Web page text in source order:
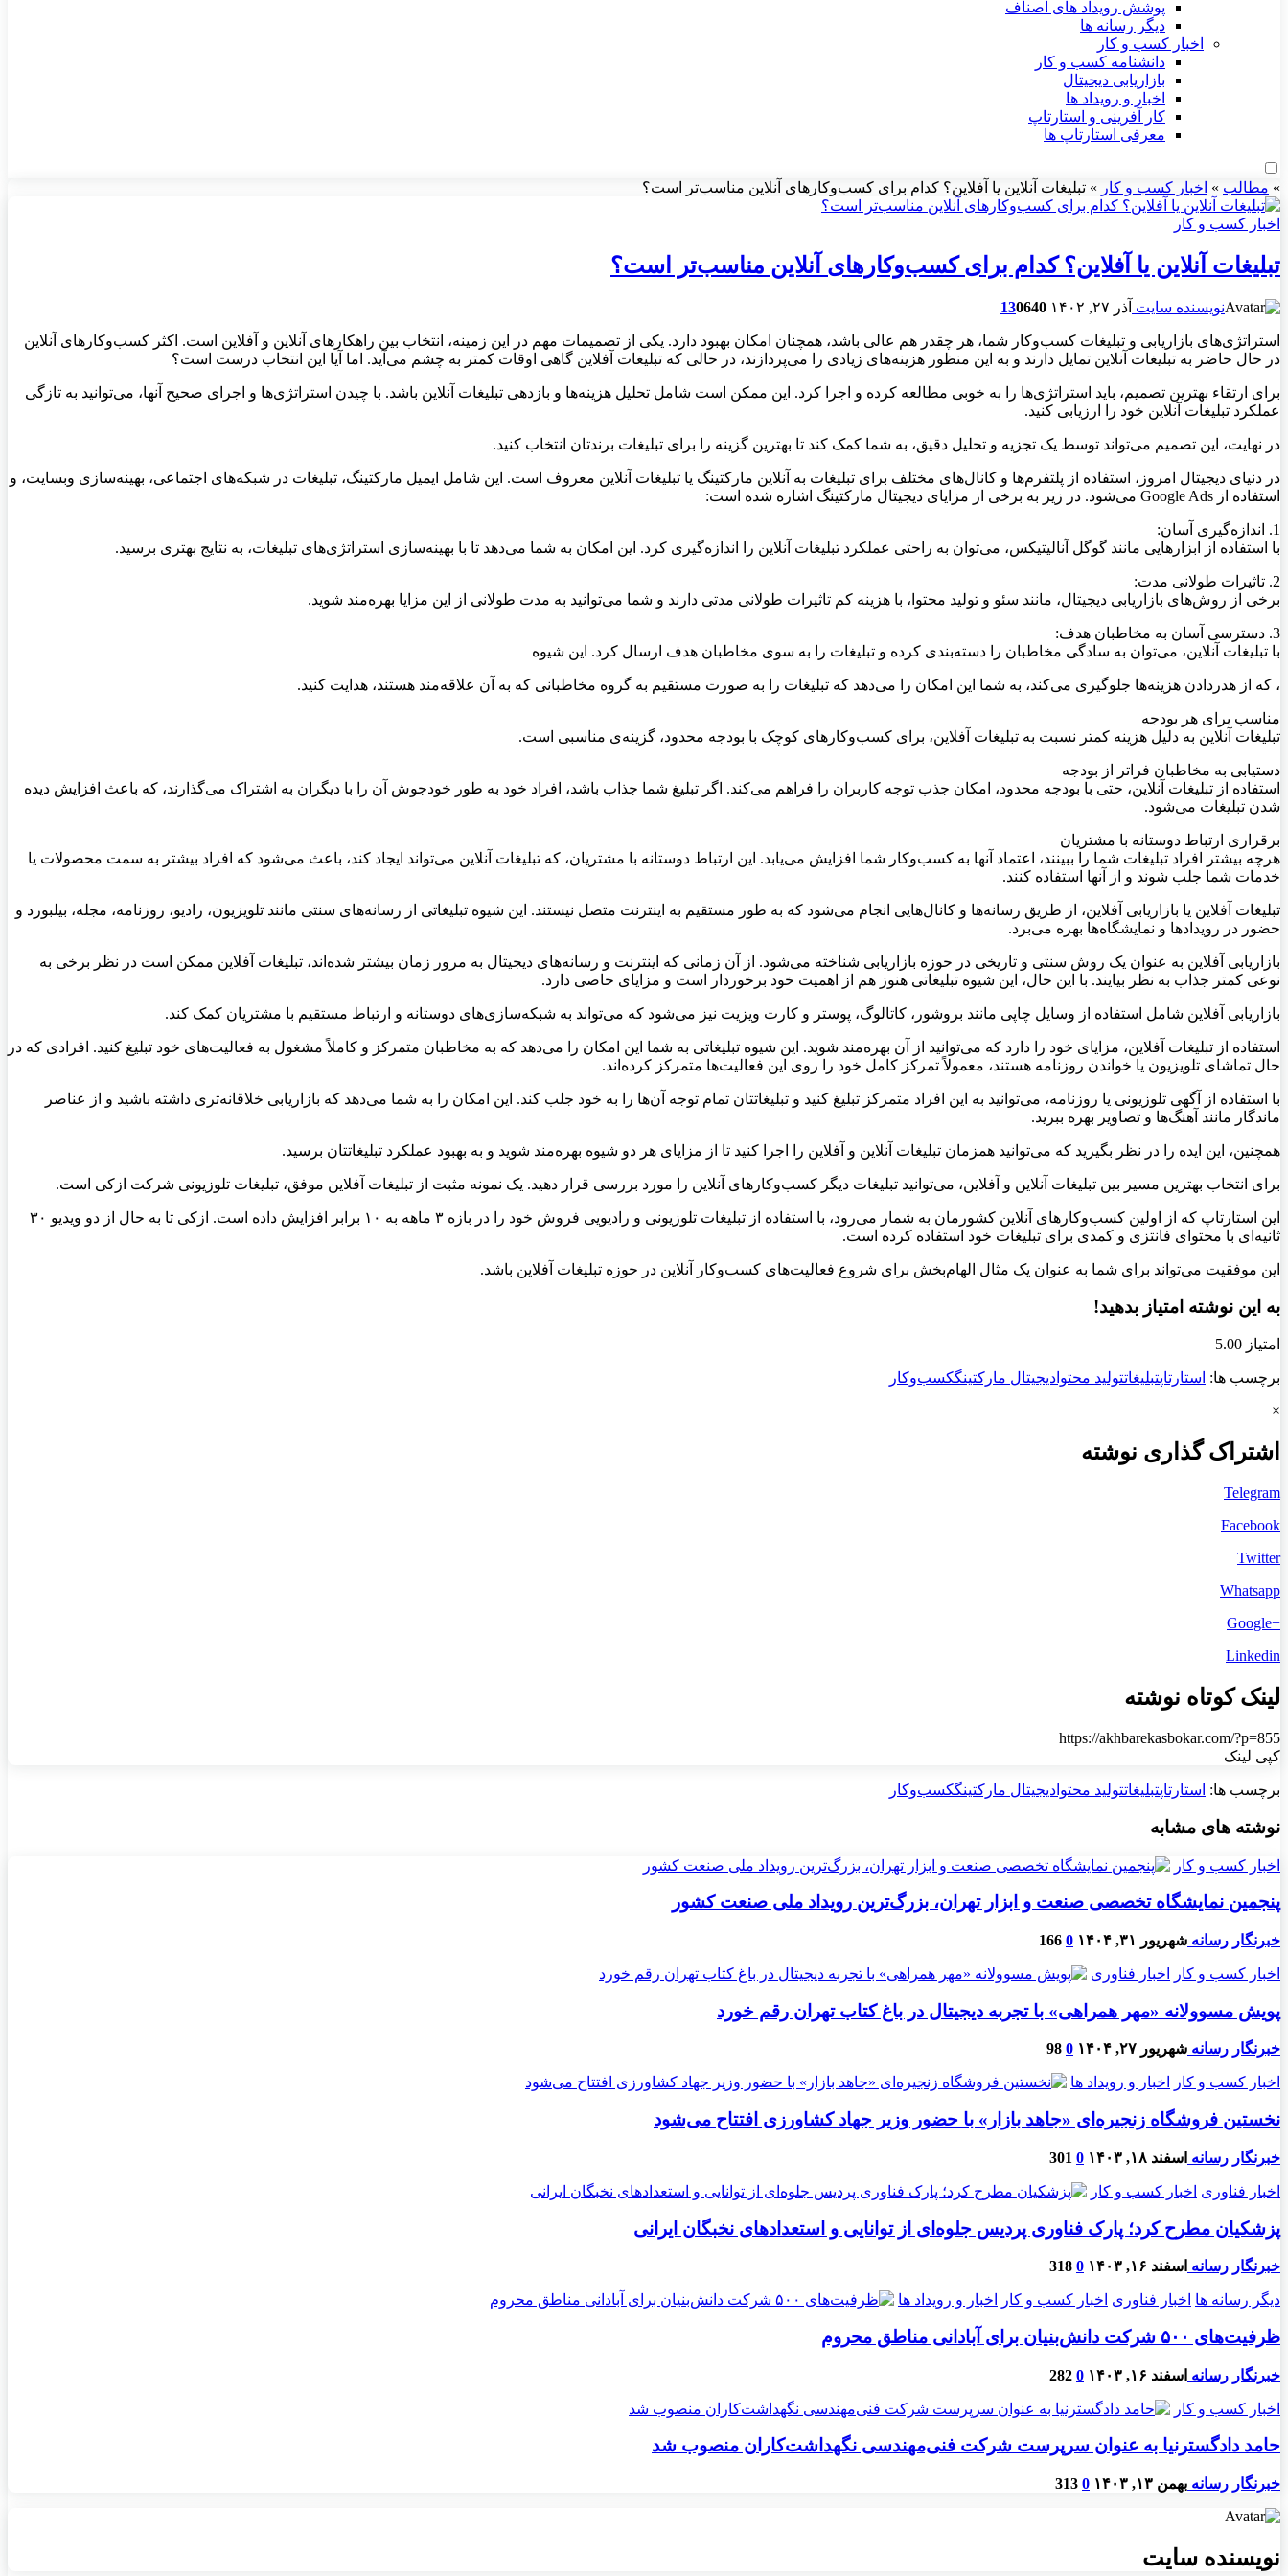
پوشش رویداد های اصناف
دیگر رسانه ها
اخبار کسب و کار
دانشنامه کسب و کار
بازاریابی دیجیتال
اخبار و رویداد ها
کار آفرینی و استارتاپ
معرفی استارتاپ ها
» مطالب » اخبار کسب و کار » تبلیغات آنلاین یا آفلاین؟ کدام برای کسب‌و‌کارهای آنلاین مناسب‌تر است؟
اخبار کسب و کار
تبلیغات آنلاین یا آفلاین؟ کدام برای کسب‌و‌کارهای آنلاین مناسب‌تر است؟
نویسنده سایت آذر ۲۷, ۱۴۰۲ 130640
استراتژی‌های بازاریابی و تبلیغات کسب‌و‌کار شما، هر چقدر هم عالی باشد، همچنان امکان بهبود دارد. یکی از تصمیمات مهم در این زمینه، انتخاب بین راهکارهای آنلاین و آفلاین است. اکثر کسب‌و‌کارهای آنلاین
در حال حاضر به تبلیغات آنلاین تمایل دارند و به این منظور هزینه‌های زیادی را می‌پردازند، در حالی که تبلیغات آفلاین گاهی اوقات کمتر به چشم می‌آید. اما آیا این انتخاب درست است؟
برای ارتقاء بهترین تصمیم، باید استراتژی‌ها را به خوبی مطالعه کرده و اجرا کرد. این ممکن است شامل تحلیل هزینه‌ها و بازدهی تبلیغات آنلاین باشد. با چیدن استراتژی‌ها و اجرای صحیح آنها، می‌توانید به تازگی
عملکرد تبلیغات آنلاین خود را ارزیابی کنید.
در نهایت، این تصمیم می‌تواند توسط یک تجزیه و تحلیل دقیق، به شما کمک کند تا بهترین گزینه را برای تبلیغات برندتان انتخاب کنید.
در دنیای دیجیتال امروز، استفاده از پلتفرم‌ها و کانال‌های مختلف برای تبلیغات به آنلاین مارکتینگ یا تبلیغات آنلاین معروف است. این شامل ایمیل مارکتینگ، تبلیغات در شبکه‌های اجتماعی، بهینه‌سازی وبسایت، و
استفاده از Google Ads می‌شود. در زیر به برخی از مزایای دیجیتال مارکتینگ اشاره شده است:
1. اندازه‌گیری آسان:
با استفاده از ابزارهایی مانند گوگل آنالیتیکس، می‌توان به راحتی عملکرد تبلیغات آنلاین را اندازه‌گیری کرد. این امکان به شما می‌دهد تا با بهینه‌سازی استراتژی‌های تبلیغات، به نتایج بهتری برسید.
2. تاثیرات طولانی مدت:
برخی از روش‌های بازاریابی دیجیتال، مانند سئو و تولید محتوا، با هزینه کم تاثیرات طولانی مدتی دارند و شما می‌توانید به مدت طولانی از این مزایا بهره‌مند شوید.
3. دسترسی آسان به مخاطبان هدف:
با تبلیغات آنلاین، می‌توان به سادگی مخاطبان را دسته‌بندی کرده و تبلیغات را به سوی مخاطبان هدف ارسال کرد. این شیوه
، که از هدردادن هزینه‌ها جلوگیری می‌کند، به شما این امکان را می‌دهد که تبلیغات را به صورت مستقیم به گروه مخاطبانی که به آن علاقه‌مند هستند، هدایت کنید.
مناسب برای هر بودجه
تبلیغات آنلاین به دلیل هزینه کمتر نسبت به تبلیغات آفلاین، برای کسب‌و‌کارهای کوچک با بودجه محدود، گزینه‌ی مناسبی است.
دستیابی به مخاطبان فراتر از بودجه
استفاده از تبلیغات آنلاین، حتی با بودجه محدود، امکان جذب توجه کاربران را فراهم می‌کند. اگر تبلیغ شما جذاب باشد، افراد خود به طور خودجوش آن را با دیگران به اشتراک می‌گذارند، که باعث افزایش دیده
شدن تبلیغات می‌شود.
برقراری ارتباط دوستانه با مشتریان
هرچه بیشتر افراد تبلیغات شما را ببینند، اعتماد آنها به کسب‌و‌کار شما افزایش می‌یابد. این ارتباط دوستانه با مشتریان، که تبلیغات آنلاین می‌تواند ایجاد کند، باعث می‌شود که افراد بیشتر به سمت محصولات یا
خدمات شما جلب شوند و از آنها استفاده کنند.
تبلیغات آفلاین یا بازاریابی آفلاین، از طریق رسانه‌ها و کانال‌هایی انجام می‌شود که به طور مستقیم به اینترنت متصل نیستند. این شیوه تبلیغاتی از رسانه‌های سنتی مانند تلویزیون، رادیو، روزنامه، مجله، بیلبورد و
حضور در رویدادها و نمایشگاه‌ها بهره می‌برد.
بازاریابی آفلاین به عنوان یک روش سنتی و تاریخی در حوزه بازاریابی شناخته می‌شود. از آن زمانی که اینترنت و رسانه‌های دیجیتال به مرور زمان بیشتر شده‌اند، تبلیغات آفلاین ممکن است در نظر برخی به
نوعی کمتر جذاب به نظر بیایند. با این حال، این شیوه تبلیغاتی هنوز هم از اهمیت خود برخوردار است و مزایای خاصی دارد.
بازاریابی آفلاین شامل استفاده از وسایل چاپی مانند بروشور، کاتالوگ، پوستر و کارت ویزیت نیز می‌شود که می‌تواند به شبکه‌سازی‌های دوستانه و ارتباط مستقیم با مشتریان کمک کند.
استفاده از تبلیغات آفلاین، مزایای خود را دارد که می‌توانید از آن بهره‌مند شوید. این شیوه تبلیغاتی به شما این امکان را می‌دهد که به مخاطبان متمرکز و کاملاً مشغول به فعالیت‌های خود تبلیغ کنید. افرادی که در
حال تماشای تلویزیون یا خواندن روزنامه هستند، معمولاً تمرکز کامل خود را روی این فعالیت‌ها متمرکز کرده‌اند.
با استفاده از آگهی تلوزیونی یا روزنامه، می‌توانید به این افراد متمرکز تبلیغ کنید و تبلیغاتتان تمام توجه آن‌ها را به خود جلب کند. این امکان را به شما می‌دهد که بازاریابی خلاقانه‌تری داشته باشید و از عناصر
ماندگار مانند آهنگ‌ها و تصاویر بهره ببرید.
همچنین، این ایده را در نظر بگیرید که می‌توانید همزمان تبلیغات آنلاین و آفلاین را اجرا کنید تا از مزایای هر دو شیوه بهره‌مند شوید و به بهبود عملکرد تبلیغاتتان برسید.
برای انتخاب بهترین مسیر بین تبلیغات آنلاین و آفلاین، می‌توانید تبلیغات دیگر کسب‌و‌کارهای آنلاین را مورد بررسی قرار دهید. یک نمونه مثبت از تبلیغات آفلاین موفق، تبلیغات تلوزیونی شرکت ازکی است.
این استارتاپ که از اولین کسب‌و‌کارهای آنلاین کشورمان به شمار می‌رود، با استفاده از تبلیغات تلوزیونی و رادیویی فروش خود را در بازه ۳ ماهه به ۱۰ برابر افزایش داده است. ازکی تا به حال از دو ویدیو ۳۰
ثانیه‌ای با محتوای فانتزی و کمدی برای تبلیغات خود استفاده کرده است.
این موفقیت می‌تواند برای شما به عنوان یک مثال الهام‌بخش برای شروع فعالیت‌های کسب‌و‌کار آنلاین در حوزه تبلیغات آفلاین باشد.
به این نوشته امتیاز بدهید!
امتیاز 5.00
برچسب ها: استارتاپتبلیغاتتولید محتوا دیجیتال مارکتینگکسب‌و‌کار
×
اشتراک گذاری نوشته
Telegram
Facebook
Twitter
Whatsapp
+Google
Linkedin
لینک کوتاه نوشته
https://akhbarekasbokar.com/?p=855
کپی لینک
برچسب ها: استارتاپتبلیغاتتولید محتوا دیجیتال مارکتینگکسب‌و‌کار
نوشته های مشابه
اخبار کسب و کار
پنجمین نمایشگاه تخصصی صنعت و ابزار تهران، بزرگ‌ترین رویداد ملی صنعت کشور
خبرنگار رسانه شهریور ۳۱, ۱۴۰۴ 0
166
اخبار کسب و کار اخبار فناوری
پویش مسوولانه «مهر همراهی» با تجربه دیجیتال در باغ کتاب تهران رقم خورد
خبرنگار رسانه شهریور ۲۷, ۱۴۰۴ 0
98
اخبار کسب و کار اخبار و رویداد ها
نخستین فروشگاه زنجیره‌ای «جاهد بازار» با حضور وزیر جهاد کشاورزی افتتاح می‌شود
خبرنگار رسانه اسفند ۱۸, ۱۴۰۳ 0
301
اخبار فناوری اخبار کسب و کار
پزشکیان مطرح کرد؛ پارک فناوری پردیس جلوه‌ای از توانایی و استعدادهای نخبگان ایرانی
خبرنگار رسانه اسفند ۱۶, ۱۴۰۳ 0
318
دیگر رسانه ها اخبار فناوری اخبار کسب و کار اخبار و رویداد ها
ظرفیت‌های ۵۰۰ شرکت دانش‌بنیان برای آبادانی مناطق محروم
خبرنگار رسانه اسفند ۱۶, ۱۴۰۳ 0
282
اخبار کسب و کار
حامد دادگسترنیا به عنوان سرپرست شرکت فنی‌مهندسی نگهداشت‌کاران منصوب شد
خبرنگار رسانه بهمن ۱۳, ۱۴۰۳ 0
313
نویسنده سایت